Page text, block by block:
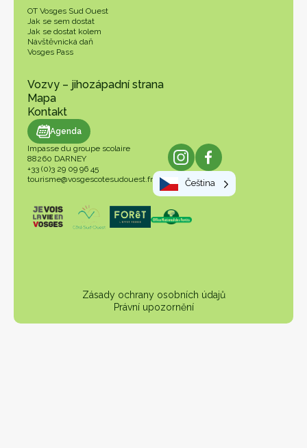
OT Vosges Sud Ouest
Jak se sem dostat
Jak se dostat kolem
Návštěvnická daň
Vosges Pass
Vozvy – jihozápadní strana
Mapa
Kontakt
Agenda
Impasse du groupe scolaire
88260 DARNEY
+33 (0)3 29 09 96 45
tourisme@vosgescotesudouest.fr
Čeština
Zásady ochrany osobních údajů
Právní upozornění